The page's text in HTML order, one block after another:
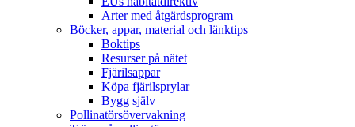
Arter med åtgärdsprogram
Böcker, appar, material och länktips
Boktips
Resurser på nätet
Fjärilsappar
Köpa fjärilsprylar
Bygg själv
Pollinatörsövervakning